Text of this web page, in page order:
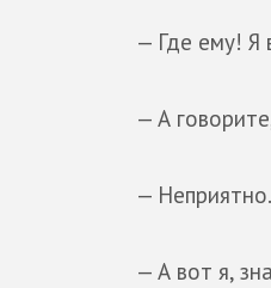
— Где ему! Я
— А
—
— А вот я,